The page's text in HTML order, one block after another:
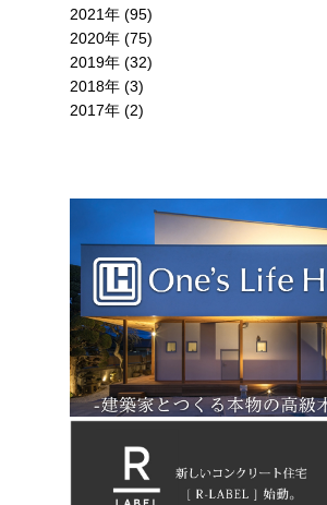
2021年 (95)
2020年 (75)
2019年 (32)
2018年 (3)
2017年 (2)